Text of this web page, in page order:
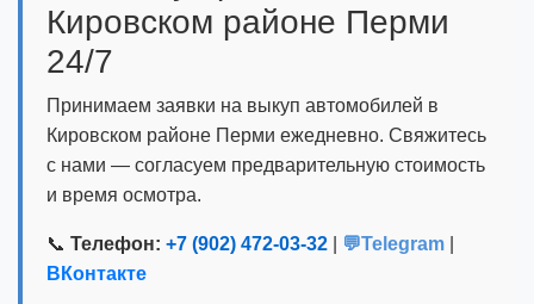
Кировском районе Перми
24/7
Принимаем заявки на выкуп автомобилей в
Кировском районе Перми ежедневно. Свяжитесь
с нами — согласуем предварительную стоимость
и время осмотра.
📞 Телефон: +7 (902) 472-03-32 💬Telegram
ВКонтакте